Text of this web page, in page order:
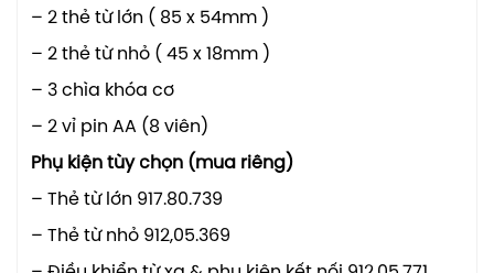
– 2 thẻ từ lớn ( 85 x 54mm )
– 2 thẻ từ nhỏ ( 45 x 18mm )
– 3 chìa khóa cơ
– 2 vỉ pin AA (8 viên)
Phụ kiện tùy chọn (mua riêng)
– Thẻ từ lớn 917.80.739
– Thẻ từ nhỏ 912,05.369